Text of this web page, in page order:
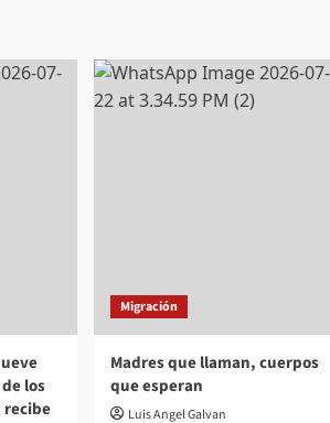
los
recibe
Migración
Madres que llaman, cuerpos
que esperan
Luis Angel Galvan